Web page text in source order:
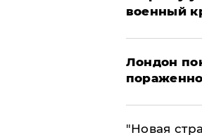
военный
Лондон
"Новая